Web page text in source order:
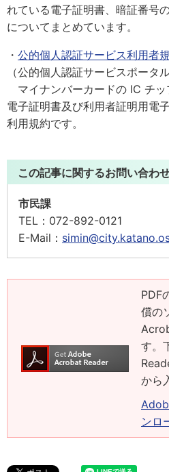
れている電子証明書、暗証番号
についてまとめています。
・ 公的個人認証サービス利用者
（公的個人認証サービスポータ
マイナンバーカードの IC チ
電子証明書及び利用者証明用電
利用規約です。
この記事に関するお問い合わ
市民課
TEL： 072-892-0121
E-Mail：
PDF
償の
す。
から
ンロ